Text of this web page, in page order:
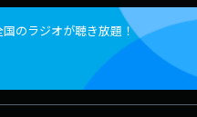
のラジオが聴き放題！